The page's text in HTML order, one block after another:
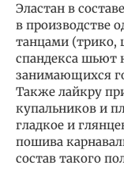
Эластан в
в производстве
танцами (трико,
спандекса шьют
занимающихся
Также лайкру
купальников и
гладкое и
пошива
состав такого